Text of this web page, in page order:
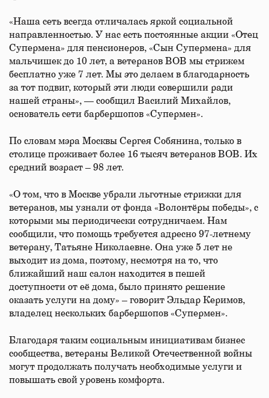
«Наша сеть всегда отличалась яркой социальной
направленностью. У нас есть постоянные акции «Отец
Супермена» для пенсионеров, «Сын Супермена» для
мальчишек до 10 лет, а ветеранов ВОВ мы стрижем
бесплатно уже 7 лет. Мы это делаем в благодарность
за тот подвиг, который эти люди совершили ради
нашей страны», — сообщил Василий Михайлов,
основатель сети барбершопов «Супермен».
По словам мэра Москвы Сергея Собянина, только в
столице проживает более 16 тысяч ветеранов ВОВ. Их
средний возраст – 98 лет.
«О том, что в Москве убрали льготные стрижки для
ветеранов, мы узнали от фонда «Волонтёры победы», с
которыми мы периодически сотрудничаем. Нам
сообщили, что помощь требуется адресно 97-летнему
ветерану, Татьяне Николаевне. Она уже 5 лет не
выходит из дома, поэтому, несмотря на то, что
ближайший наш салон находится в пешей
доступности от её дома, было принято решение
оказать услуги на дому» – говорит Эльдар Керимов,
владелец нескольких барбершопов «Супермен».
Благодаря таким социальным инициативам бизнес
сообщества, ветераны Великой Отечественной войны
могут продолжать получать необходимые услуги и
повышать свой уровень комфорта.